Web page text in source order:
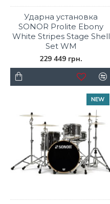
Ударна установка
SONOR Prolite Ebony
White Stripes Stage Shell
Set WM
229 449 грн.
NEW